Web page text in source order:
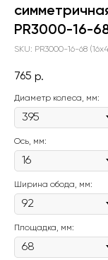
PR3000-16-
SKU: PR3000-16-68
765 р.
Диаметр колеса, мм:
Ось, мм:
Ширина обода, мм:
Площадка, мм: